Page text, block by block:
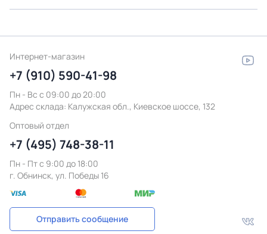
Интернет-магазин
+7 (910) 590-41-98
Пн - Вс с 09:00 до 20:00
Адрес склада: Калужская обл., Киевское шоссе, 132
Оптовый отдел
+7 (495) 748-38-11
Пн - Пт c 9:00 до 18:00
г. Обнинск, ул. Победы 16
Отправить сообщение